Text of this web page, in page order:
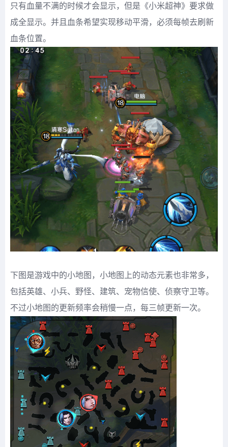
只有血量不满的时候才会显示，但是《小米超神》要求做
成全显示。并且血条希望实现移动平滑，必须每帧去刷新
血条位置。
下图是游戏中的小地图，小地图上的动态元素也非常多，
包括英雄、小兵、野怪、建筑、宠物信使、侦察守卫等。
不过小地图的更新频率会稍慢一点，每三帧更新一次。